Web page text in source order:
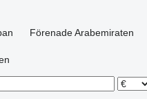
Förenade Arabemiraten